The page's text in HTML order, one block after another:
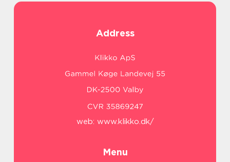
Address
web: www.klikko.dk/
Menu